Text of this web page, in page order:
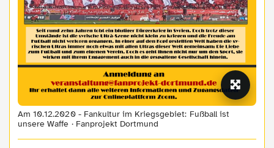
Am 10.12.2020 - Fankultur im Kriegsgebiet: Fußball ist
unsere Waffe · Fanprojekt Dortmund